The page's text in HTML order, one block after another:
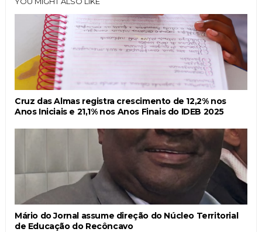
Cruz das Almas registra crescimento de 12,2% nos
Anos Iniciais e 21,1% nos Anos Finais do IDEB 2025
Mário do Jornal assume direção do Núcleo Territorial
de Educação do Recôncavo